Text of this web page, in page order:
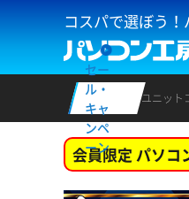
コスパで選ぼう
セー
ル・
キャ
ンペ
ーン
ユニット
会員限定 パソコ